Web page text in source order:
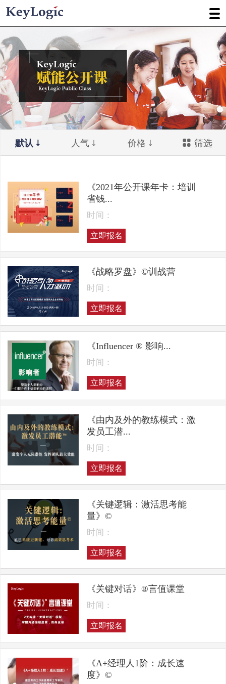
默认 人气 价格 筛选
《2021年公开课年卡：培训
省钱...
时间：
立即报名
《战略罗盘》©训战营
时间：
立即报名
《Influencer ® 影响...
时间：
立即报名
《由内及外的教练模式：激
发员工潜...
时间：
立即报名
《关键逻辑：激活思考能
量》©
时间：
立即报名
《关键对话》®言值课堂
时间：
立即报名
《A+经理人1阶：成长速
度》©